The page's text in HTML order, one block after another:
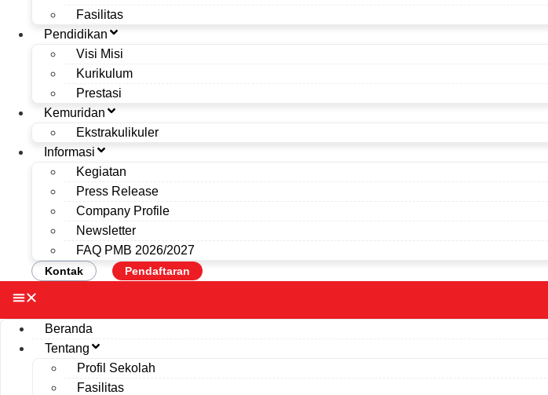
Fasilitas
Pendidikan
Visi Misi
Kurikulum
Prestasi
Kemuridan
Ekstrakulikuler
Informasi
Kegiatan
Press Release
Company Profile
Newsletter
FAQ PMB 2026/2027
Kontak Pendaftaran
Beranda
Tentang
Profil Sekolah
Fasilitas